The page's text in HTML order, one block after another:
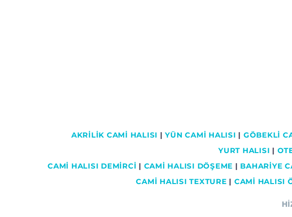
AKRİLİK CAMİ HALISI |YÜN CAMİ HALISI | GÖBEKLİ
YURT HALISI |
CAMI HALISI DEMİRCİ | CAMİ HALISI DÖŞEME | BAHARİYE
CAMİ HALISI TEXTURE | CAMİ HALISI